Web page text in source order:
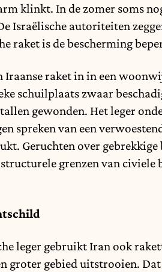
klinkt. In de zomer soms
Israëlische autoriteiten
raket is de bescherming
Iraanse raket in in een
schuilplaats zwaar
gewonden. Het leger
spreken van een
Geruchten over
grenzen van civiele
leger gebruikt Iran ook
groter gebied uitstrooien.